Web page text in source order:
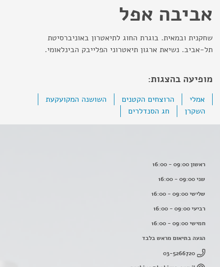
אביבה אפל
שחקנית ובמאית. בוגרת החוג לתיאטרון באוניברסיטת
תל-אביב. נשיאת ארגון תיאטרוני הפלייבק הבינלאומי.
מופיעה בהצגות:
אמלי הרוצחים הקטנים
השושנה המקועקעת
השקרן
חג הסנדלרים
ראשון 09:00 - 16:00
שני 09:00 - 16:00
שלישי 09:00 - 16:00
רביעי 09:00 - 16:00
חמישי 09:00 - 16:00
הגעה בתיאום מראש בלבד
03-5266720